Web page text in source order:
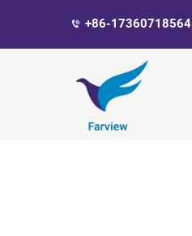
+86-17360718564